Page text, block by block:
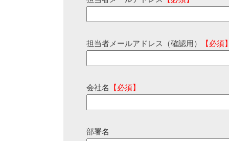
担当者メールアドレス（確認用） 【必須
会社名 【必須】
部署名